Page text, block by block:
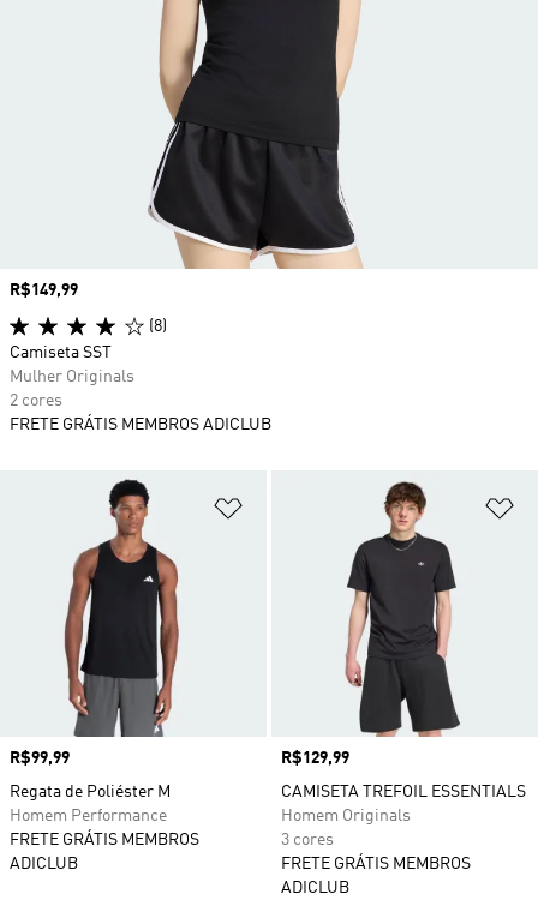
Adicionar à Lista de Desejos
Preço
R$99,99
Regata de Poliéster M
Homem Performance
FRETE GRÁTIS MEMBROS
ADICLUB
Preço
R$129,99
CAMISETA TREFOIL ESSENTIALS
Homem Originals
3 cores
FRETE GRÁTIS MEMBROS
ADICLUB
Preço
R$149,99
(8)
Camiseta SST
Mulher Originals
2 cores
FRETE GRÁTIS MEMBROS ADICLUB